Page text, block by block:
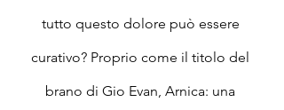
tutto questo dolore può essere
curativo? Proprio come il titolo del
brano di Gio Evan, Arnica: una